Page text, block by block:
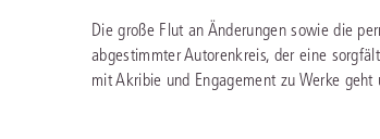
Die große Flut an Änderungen sowie die
abgestimmter Autorenkreis, der eine
mit Akribie und Engagement zu Werke